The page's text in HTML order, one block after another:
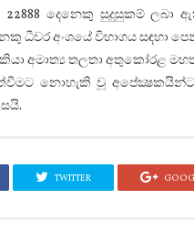
දෙනෙකු සුදුසුකම් ලබා
ධීවර අංශයේ විභාගය සඳහා
අමාත්‍ය තලතා අතුකෝරළ
නොහැකි වූ
TWITTER